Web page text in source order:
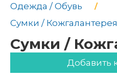
Одежда / Обувь
Сумки / Кожгалантерея
Сумки /
Добавить